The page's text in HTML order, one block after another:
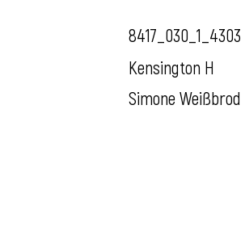
8417_030_1_4303
Kensington H
Simone Weißbrod